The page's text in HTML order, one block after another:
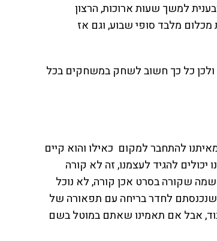
למשך שעות ארוכות, הרצון
מלבד סופי שבוע, וגם אז
ולכן כל כך חשוב לשחק במשחקים בכל
להתחבר למקום כאילו והוא קיים
להגיד לעצמנו, זה לא קורה
שקורה בסרט אכן קורה, לא נוכל
שנכנסתם לחדר בריחה עם תפאורה של
אבל אם תאמינו שאתם במוטל בשם